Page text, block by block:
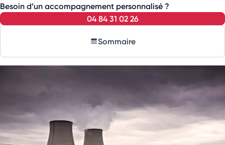
Besoin d’un accompagnement personnalisé ?
04 84 31 02 26
Sommaire